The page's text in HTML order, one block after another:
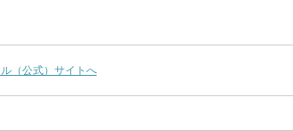
（公式）サイトへ